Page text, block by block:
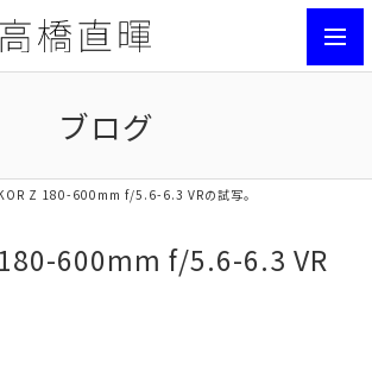
ブログ
Z 180-600mm f/5.6-6.3 VRの試写。
600mm f/5.6-6.3 VR